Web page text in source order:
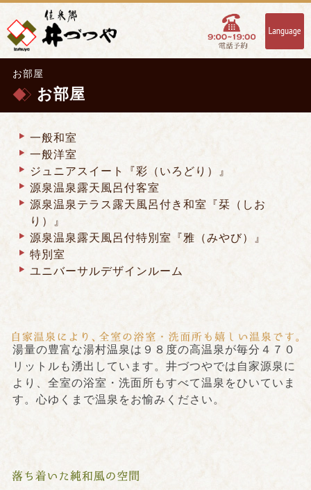
お部屋
お部屋
一般和室
一般洋室
ジュニアスイート『彩（いろどり）』
源泉温泉露天風呂付客室
源泉温泉テラス露天風呂付き和室『栞（しお
り）』
源泉温泉露天風呂付特別室『雅（みやび）』
特別室
ユニバーサルデザインルーム
湯量の豊富な湯村温泉は９８度の高温泉が毎分４７０
リットルも湧出しています。井づつやでは自家源泉に
より、全室の浴室・洗面所もすべて温泉をひいていま
す。心ゆくまで温泉をお愉みください。